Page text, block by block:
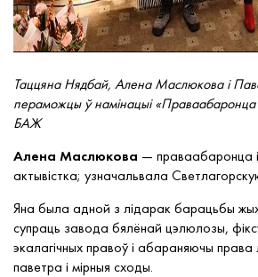
Таццяна Нядбай, Алена Маслюкова і
пераможцы ў намінацыі
БАЖ
Алена Маслюкова — праваабаронца і
актывістка; узначальвала
Яна была адной з лідарак барацьбы
супраць завода бялёнай цэлюлозы,
экалагічных правоў і абараняючы
паветра і мірныя сходы.